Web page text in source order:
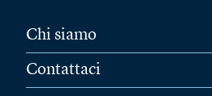
Chi siamo
Contattaci